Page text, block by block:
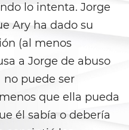
Court
Hearings
Diversion
lo intenta. Jorge
Ary ha dado su
(al menos
a Jorge de abuso
puede ser
que ella pueda
él sabía o debería